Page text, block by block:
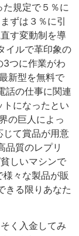
規定で５％に
ずは３％に引
す変動制を導
イルで革印象の
3つに作業がわ
新型を無料で
話の仕事に関連
になったとい
の巨人によっ
じて賞品が用意
品質のレプリ
しいマシンで
々な製品が販
きる限りあなた
く入金してみ